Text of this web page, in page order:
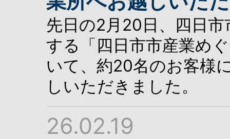
先日の2月20日、四日
する「四日市市産業め
いて、約20名のお客様
しいただきました。
26.02.19